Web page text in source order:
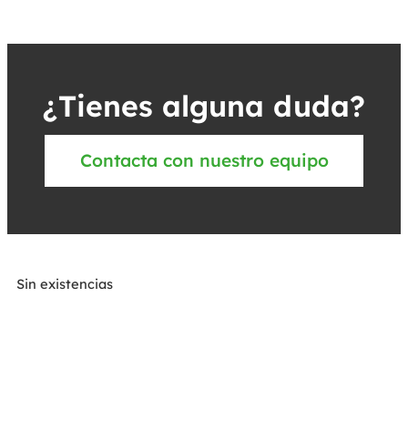
¿Tienes alguna duda?
Contacta con nuestro equipo
Sin existencias